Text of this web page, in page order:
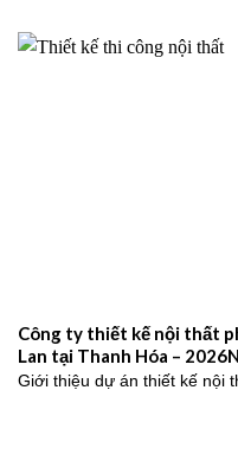
Công ty thiết kế nội thất
Lan tại Thanh Hóa –
Giới thiệu dự án thiết kế nội